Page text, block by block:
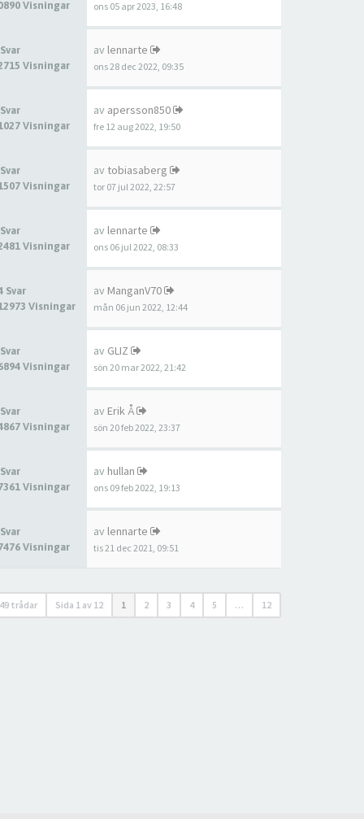
Visningar
ons 05 apr 2023, 16:48
Visningar
av lennarte
ons 28 dec 2022, 09:35
Visningar
av apersson850
fre 12 aug 2022, 19:50
Visningar
av tobiasaberg
tor 07 jul 2022, 22:57
Visningar
av lennarte
ons 06 jul 2022, 08:33
Svar
Visningar
av ManganV70
mån 06 jun 2022, 12:44
Visningar
av GLIZ
sön 20 mar 2022, 21:42
Visningar
av Erik Å
sön 20 feb 2022, 23:37
Visningar
av hullan
ons 09 feb 2022, 19:13
Visningar
av lennarte
tis 21 dec 2021, 09:51
trådar Sida 1 av 12 1 2 3 4 5 … 12